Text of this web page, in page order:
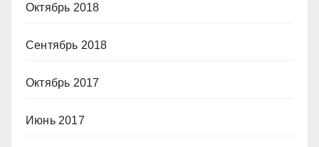
Октябрь 2018
Сентябрь 2018
Октябрь 2017
Июнь 2017